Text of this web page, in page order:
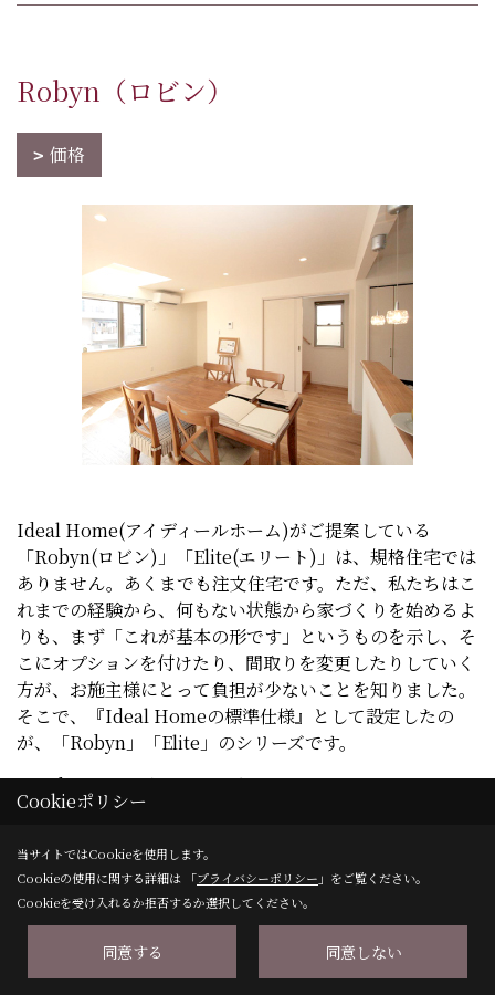
Robyn（ロビン）
価格
Ideal Home(アイディールホーム)がご提案している
「Robyn(ロビン)」「Elite(エリート)」は、規格住宅では
ありません。あくまでも注文住宅です。ただ、私たちはこ
れまでの経験から、何もない状態から家づくりを始めるよ
りも、まず「これが基本の形です」というものを示し、そ
こにオプションを付けたり、間取りを変更したりしていく
方が、お施主様にとって負担が少ないことを知りました。
そこで、『Ideal Homeの標準仕様』として設定したの
が、「Robyn」「Elite」のシリーズです。
「Robyn」は、家づくりは楽しみたいけれど、ちょっと
予算がきつめという方にぴったり。デザインはシンプル
ちろん自由設計。樹脂サッシ(
的な高性能・高耐震を確保しながら、あなた次第でナチュ
ラルにもモダンにもテイストをつくっていけます。
予算がないから個性的な家は無理とあきらめていません
Cookieポリシー
当サイトではCookieを使用します。
Cookieの使用に関する詳細は 「プライバシーポリシー 」をご覧ください。
Cookieを受け入れるか拒否するか選択してください。
同意する 同意しない